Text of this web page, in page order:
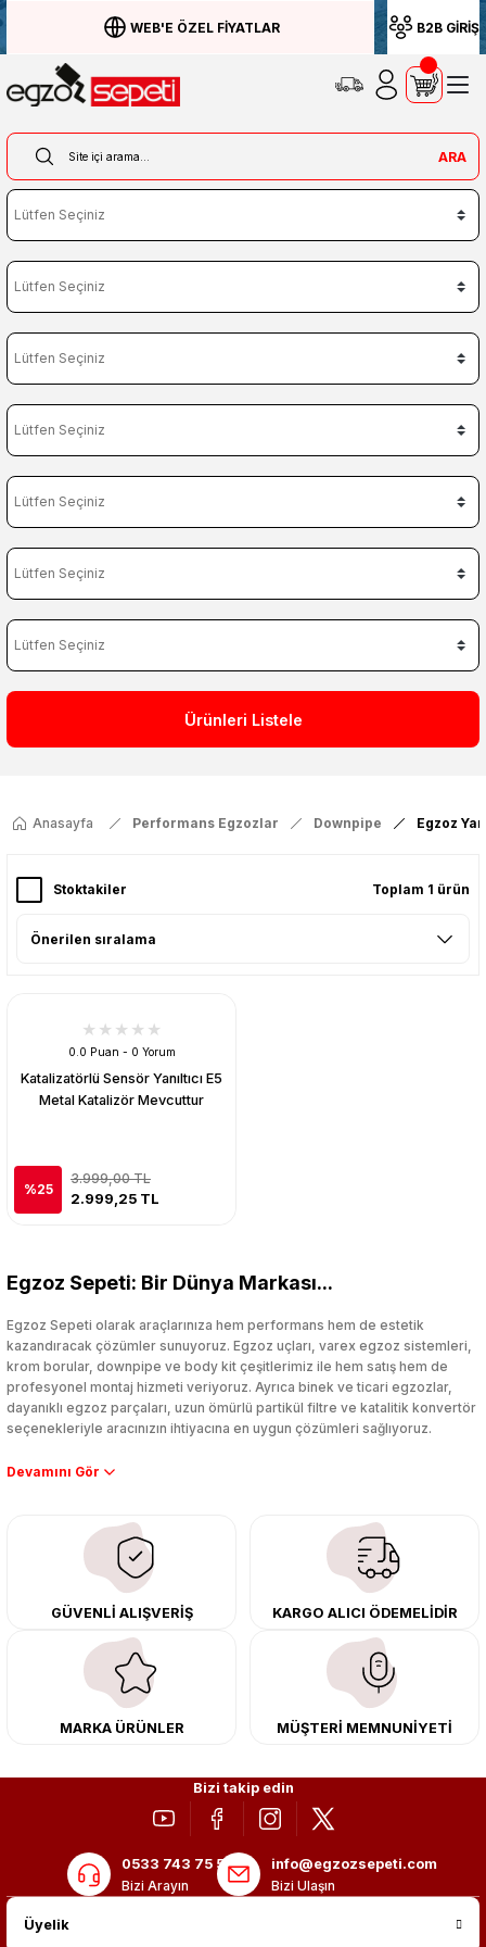
WEB'E ÖZEL FİYATLAR B2B GİRİŞ
ARA
Ürünleri Listele
Anasayfa Performans Egzozlar Downpipe Egzoz
Stoktakiler Toplam 1 ürün
0.0 Puan - 0 Yorum
Katalizatörlü Sensör Yanıltıcı E5
Metal Katalizör Mevcuttur
%25
3.999,00 TL
2.999,25 TL
Egzoz Sepeti: Bir Dünya Markası...
Egzoz Sepeti olarak araçlarınıza hem performans hem de estetik
kazandıracak çözümler sunuyoruz. Egzoz uçları, varex egzoz sistemleri,
krom borular, downpipe ve body kit çeşitlerimiz ile hem satış hem de
profesyonel montaj hizmeti veriyoruz. Ayrıca binek ve ticari egzozlar,
dayanıklı egzoz parçaları, uzun ömürlü partikül filtre ve katalitik konvertör
seçenekleriyle aracınızın ihtiyacına en uygun çözümleri sağlıyoruz.
Performans artışı isteyen sürücüler için özel performans egzozları ve
çıkma orijinal ürünler ile yenileyebilir, body kit uygulamalarıyla aracınızın
tasarımını ve aerodinamisini üst seviyeye taşıyabilirsiniz.
Tüm ürünlerimiz orijinal, dayanıklı ve uzun ömürlüdür. İstanbul’daki montaj
merkezimizde profesyonel montaj yapıyor, Türkiye’nin her yerine güvenli
kargo ile teslimat gerçekleştiriyoruz. Aracınıza değer katmak için doğru
adres: Egzoz Sepeti.
GÜVENLİ ALIŞVERİŞ KARGO ALICI ÖDEMELİDİR
MARKA ÜRÜNLER MÜŞTERİ MEMNUNİYETİ
Bizi takip edin
0533 743 75 56
Bizi Arayın
info@egzozsepeti.com
Bizi Ulaşın
Üyelik